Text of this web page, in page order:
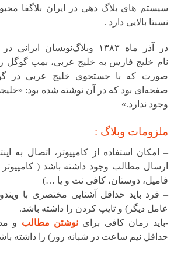
سیستم های بلاگ دهی در ایران بلاگفا
نسبتا بالایی دارد .
در آذر ماه ۱۳۸۳ وبلاگ‌نویسان
نام خلیج فارس به خلیج عربی، بمب گوگل را
صورت که با جستجوی خلیج عربی در
صفحه‌ای بود که در آن نوشته شده بود: «خلیجی
وجود ندارد.»
ملزومات وبلاگ :
– امکان استفاده از کامپیوتر، اتصال به
ارسال مطالب وجود داشته باشد (
فامیل، دوستان، کافی نت و یا …)
– فرد باید حداقل آشنایی مختصری با
عامل دیگر) و تایپ کردن را داشته باشد.
-باید زمان کافی براینوشتن مطالب و
حداقل نیم ساعت در شبانه روز) را داشته